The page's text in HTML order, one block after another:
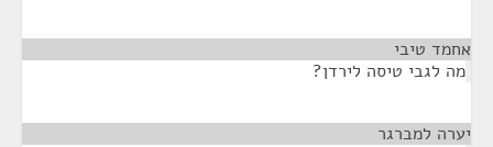
אחמד טיבי
מה לגבי טיסה לירדן?
יערה למברגר